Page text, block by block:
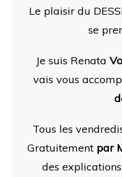
Le plaisir du
se
Je suis Renata
vais vous
Tous les
Gratuitement par
des